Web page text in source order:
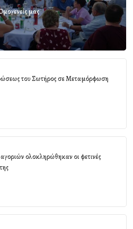
μας
του Σωτήρος σε Μεταμόρφωση
ολοκληρώθηκαν οι φετινές